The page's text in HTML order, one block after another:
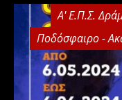
Α' Ε.Π.Σ.
Ποδόσφαιρο -